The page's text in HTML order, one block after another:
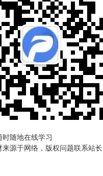
随地在线学习
来源于网络，版权问题联系站